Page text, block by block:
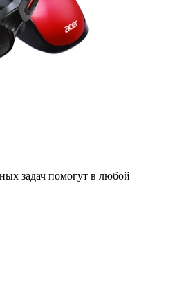
задач помогут в любой